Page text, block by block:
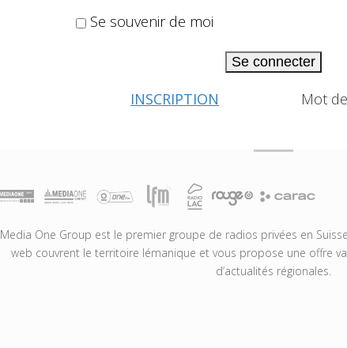
Se souvenir de moi
Se connecter
INSCRIPTION Mot
Media One Group est le premier groupe de radios privées en
web couvrent le territoire lémanique et vous propose une offre
d’actualités régionales.